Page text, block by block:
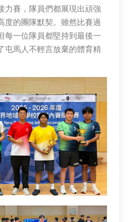
力賽，隊員們都展現出頑強
度的團隊默契。雖然比賽過
每一位隊員都堅持到最後一
屯馬人不輕言放棄的體育精